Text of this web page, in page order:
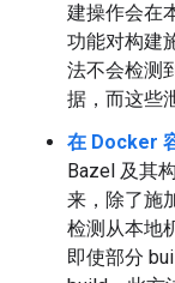
建操作会在
功能对构建
法不会检测
据，而这些
在 Docker
Bazel 及其
来，除了施
检测从本地
即使部分